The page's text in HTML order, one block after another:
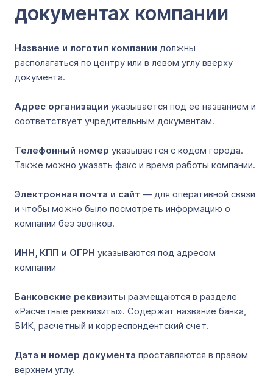
документах компании
Название и логотип компании должны
располагаться по центру или в левом углу вверху
документа.
Адрес организации указывается под ее названием и
соответствует учредительным документам.
Телефонный номер указывается с кодом города.
Также можно указать факс и время работы компании.
Электронная почта и сайт ― для оперативной связи
и чтобы можно было посмотреть информацию о
компании без звонков.
ИНН, КПП и ОГРН указываются под адресом
компании
Банковские реквизиты размещаются в разделе
«Расчетные реквизиты». Содержат название банка,
БИК, расчетный и корреспондентский счет.
Дата и номер документа проставляются в правом
верхнем углу.